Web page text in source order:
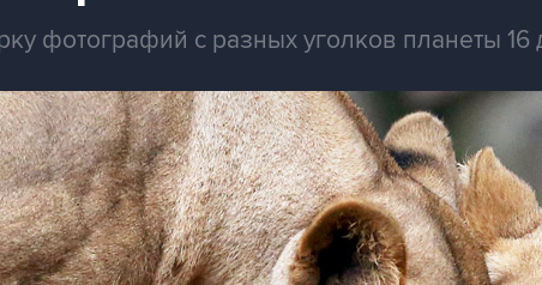
фотографий с разных уголков планеты 16